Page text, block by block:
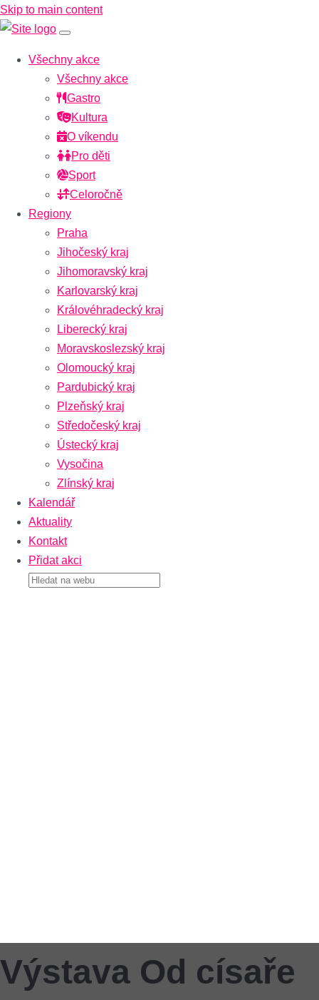
Skip to main content
Všechny akce
Všechny akce
Gastro
Kultura
O víkendu
Pro děti
Sport
Celoročně
Regiony
Praha
Jihočeský kraj
Jihomoravský kraj
Karlovarský kraj
Královéhradecký kraj
Liberecký kraj
Moravskoslezský kraj
Olomoucký kraj
Pardubický kraj
Plzeňský kraj
Středočeský kraj
Ústecký kraj
Vysočina
Zlínský kraj
Kalendář
Aktuality
Kontakt
Přidat akci
Výstava Od císaře